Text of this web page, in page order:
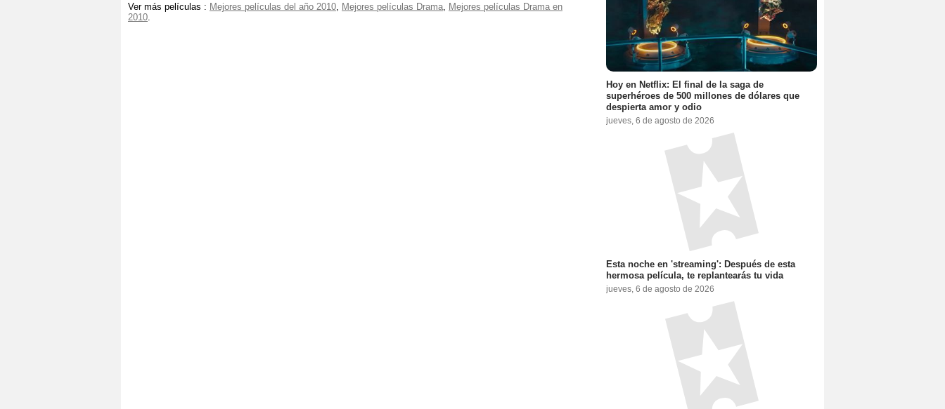
Ver más películas : Mejores películas del año 2010 Mejores películas Drama Mejores películas Drama en
2010
Hoy en Netflix: El final de la saga de
superhéroes de 500 millones de dólares que
despierta amor y odio
jueves, 6 de agosto de 2026
Esta noche en 'streaming': Después de esta
hermosa película, te replantearás tu vida
jueves, 6 de agosto de 2026